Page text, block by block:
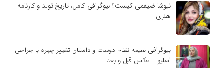
نیوشا ضیغمی کیست؟ بیوگرافی کامل، تاریخ تولد و کارنامه
هنری
بیوگرافی نعیمه نظام دوست و داستان تغییر چهره با جراحی
اسلیو + عکس قبل و بعد